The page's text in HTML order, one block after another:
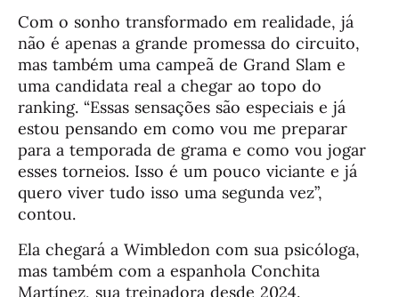
Com o sonho transformado em realidade, já
não é apenas a grande promessa do circuito,
mas também uma campeã de Grand Slam e
uma candidata real a chegar ao topo do
ranking. “Essas sensações são especiais e já
estou pensando em como vou me preparar
para a temporada de grama e como vou jogar
esses torneios. Isso é um pouco viciante e já
quero viver tudo isso uma segunda vez”,
contou.
Ela chegará a Wimbledon com sua psicóloga,
mas também com a espanhola Conchita
Martínez, sua treinadora desde 2024.